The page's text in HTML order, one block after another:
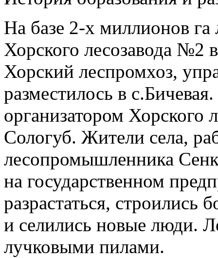
На базе 2-х миллионов га
Хорского лесозавода №2
Хорский леспромхоз,
разместилось в
организатором Хорского
Сологуб. Жители села,
лесопромышленника
на государственном
разрастаться, строились
и селились новые люди.
лучковыми пилами.